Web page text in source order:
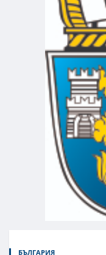
БЪЛГАРИЯ